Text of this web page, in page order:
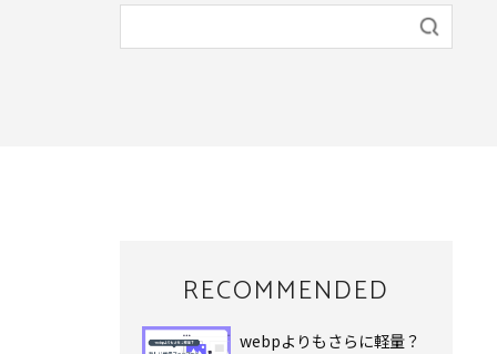
RECOMMENDED
webpよりもさらに軽量？